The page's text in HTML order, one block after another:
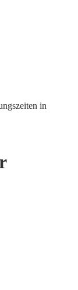
in